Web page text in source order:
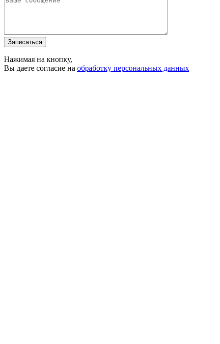
Записаться
Нажимая на кнопку,
Вы даете согласие на обработку персональных данных